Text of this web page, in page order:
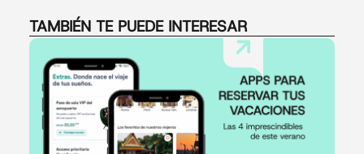
TAMBIÉN TE PUEDE INTERESAR